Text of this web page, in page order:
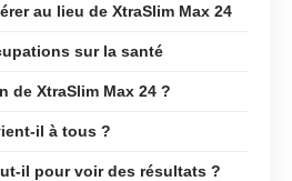
au lieu de XtraSlim Max 24
sur la santé
de XtraSlim Max 24 ?
il à tous ?
il pour voir des résultats ?